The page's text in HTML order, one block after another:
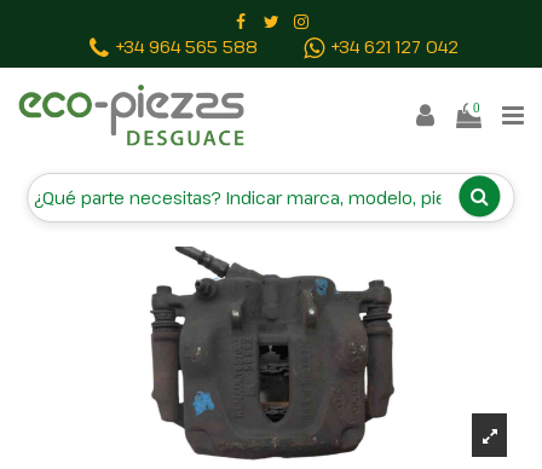
+34 964 565 588 +34 621 127 042
0
PINZA FRENO DELANTERA
DERECHA 687092 59892